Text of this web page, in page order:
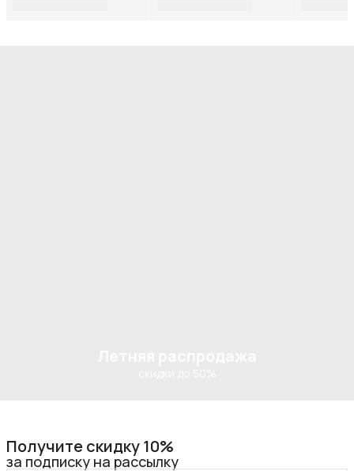
Получите скидку 10%
за подписку на рассылку